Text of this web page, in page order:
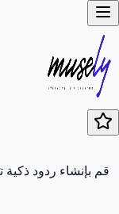
قم بإنشاء ردود